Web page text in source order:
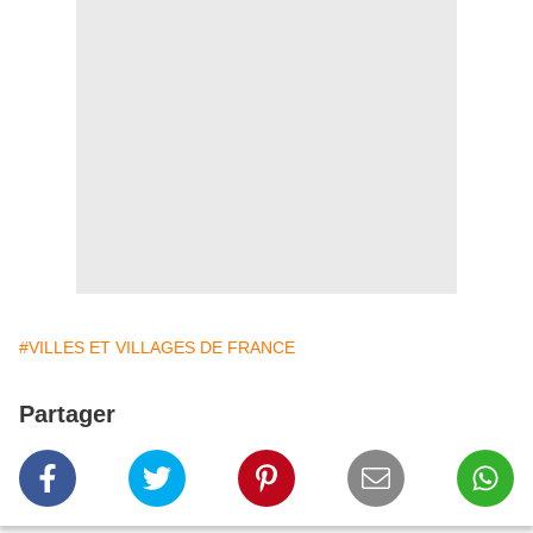
#VILLES ET VILLAGES DE FRANCE
Partager